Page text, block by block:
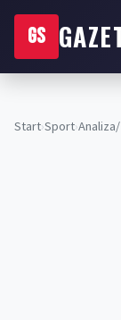
GS
Start›Sport›